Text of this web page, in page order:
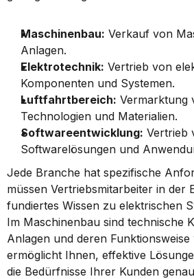
Maschinenbau: Verkauf von
Anlagen.
Elektrotechnik: Vertrieb von
Komponenten und Systemen.
Luftfahrtbereich: Vermarktung
Technologien und Materialien.
Softwareentwicklung: Vertrieb
Softwarelösungen und
Jede Branche hat spezifische
müssen Vertriebsmitarbeiter in der
fundiertes Wissen zu elektrischen
Im Maschinenbau sind technische
Anlagen und deren Funktionsweise
ermöglicht Ihnen, effektive
die Bedürfnisse Ihrer Kunden